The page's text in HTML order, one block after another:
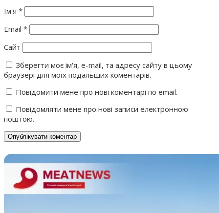
Ім'я *
Email *
Сайт
Зберегти моє ім'я, e-mail, та адресу сайту в цьому
браузері для моїх подальших коментарів.
Повідомити мене про нові коментарі по email.
Повідомляти мене про нові записи електронною
поштою.